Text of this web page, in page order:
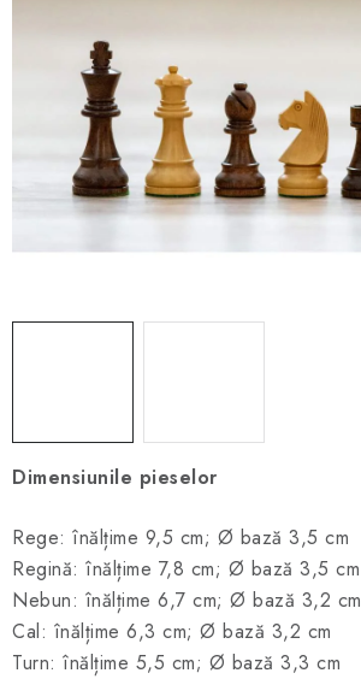
ANTICARIAT
ȘAH ONLINE
MERCH ȘAH
CADOURI
Dimensiunile pieselor
Rege: înălțime 9,5 cm; Ø bază 3,5 cm
Regină: înălțime 7,8 cm; Ø bază 3,5 cm
Nebun: înălțime 6,7 cm; Ø bază 3,2 cm
Cal: înălțime 6,3 cm; Ø bază 3,2 cm
Turn: înălțime 5,5 cm; Ø bază 3,3 cm